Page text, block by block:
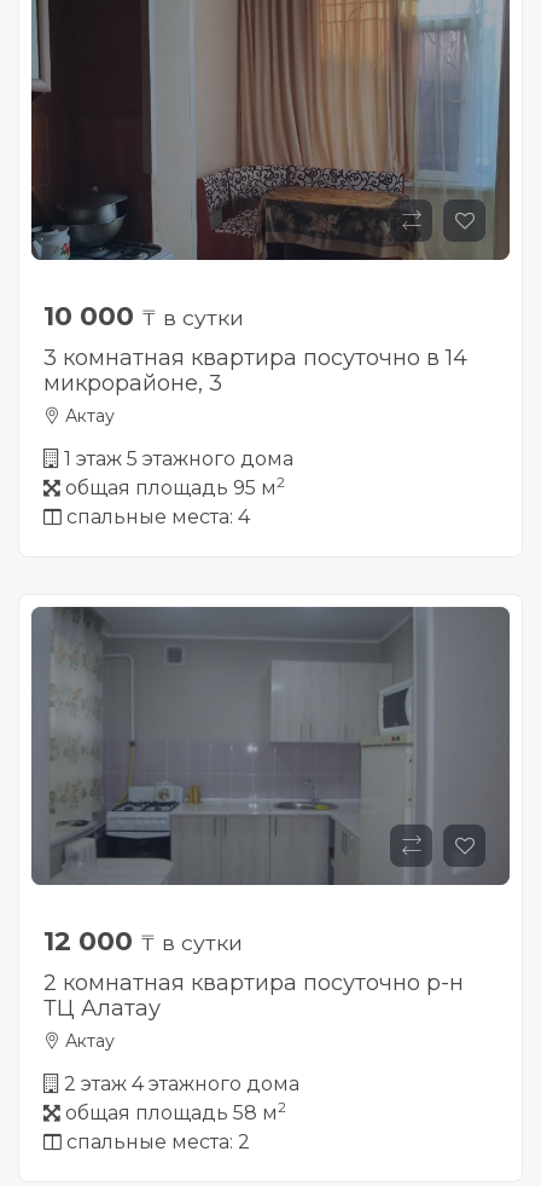
10 000 ₸ в сутки
3 комнатная квартира посуточно в 14
микрорайоне, 3
Актау
1 этаж 5 этажного дома
общая площадь 95 м2
спальные места: 4
12 000 ₸ в сутки
2 комнатная квартира посуточно р-н
ТЦ Алатау
Актау
2 этаж 4 этажного дома
общая площадь 58 м2
спальные места: 2